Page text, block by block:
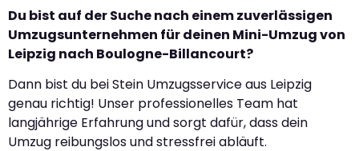
Du bist auf der Suche nach einem zuverlässigen
Umzugsunternehmen für deinen Mini-Umzug von
Leipzig nach Boulogne-Billancourt?
Dann bist du bei Stein Umzugsservice aus Leipzig
genau richtig! Unser professionelles Team hat
langjährige Erfahrung und sorgt dafür, dass dein
Umzug reibungslos und stressfrei abläuft.